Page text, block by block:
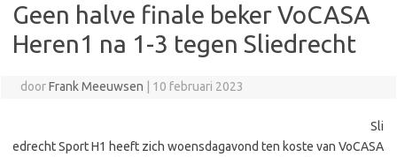
Geen halve finale beker VoCASA
Heren1 na 1-3 tegen Sliedrecht
doorFrank Meeuwsen 10 februari 2023
Sli
edrecht Sport H1 heeft zich woensdagavond ten koste van VoCASA